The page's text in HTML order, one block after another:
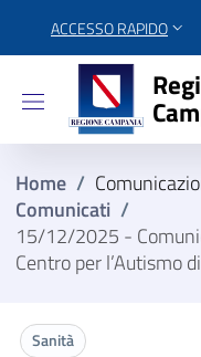
ACCESSO RAPIDO
Home /
Comunicati /
15/12/2025 -
Centro per l’Autismo
Sanità